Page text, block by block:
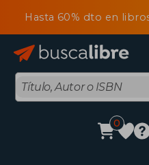
Hasta 60% dto en
0